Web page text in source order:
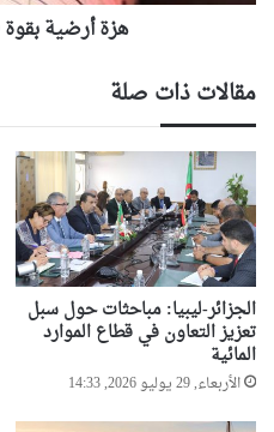
هزة أرضية بقوة 4,9 بولاية باتنة
مقالات ذات صلة
الجزائر-ليبيا: مباحثات حول سبل
تعزيز التعاون في قطاع الموارد
المائية
الأربعاء, 29 يوليو 2026, 14:33